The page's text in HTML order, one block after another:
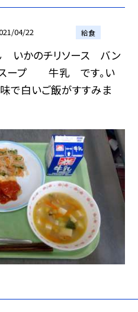
04/22 給食
いかのチリソース バン
ープ 牛乳 です。い
で白いご飯がすすみま